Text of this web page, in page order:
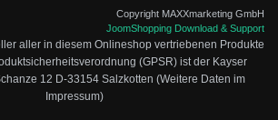
Copyright MAXXmarketing GmbH
JoomShopping Download & Support
aller in diesem Onlineshop vertriebenen Produkte
(GPSR) ist der Kayser
12 D-33154 Salzkotten (Weitere Daten im
Impressum)